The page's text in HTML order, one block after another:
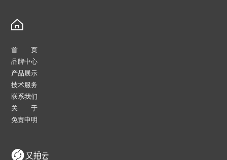
首 页
品牌中心
产品展示
技术服务
联系我们
关 于
免责申明